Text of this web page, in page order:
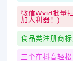
微信wxid批量
加人利器！)
食品类注册商标
三个在抖音轻